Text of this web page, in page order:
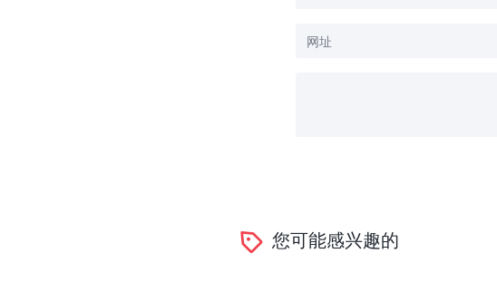
您可能感兴趣的